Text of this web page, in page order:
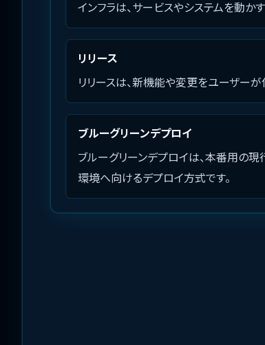
インフラは、サービスやシステムを動か
リリース
リリースは、新機能や変更をユーザーが
ブルーグリーンデプロイ
ブルーグリーンデプロイは、本番用の現
環境へ向けるデプロイ方式です。